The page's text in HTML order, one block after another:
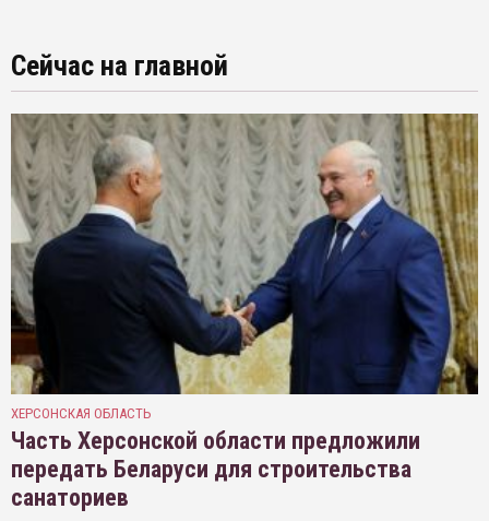
Сейчас на главной
ХЕРСОНСКАЯ ОБЛАСТЬ
Часть Херсонской области предложили
передать Беларуси для строительства
санаториев